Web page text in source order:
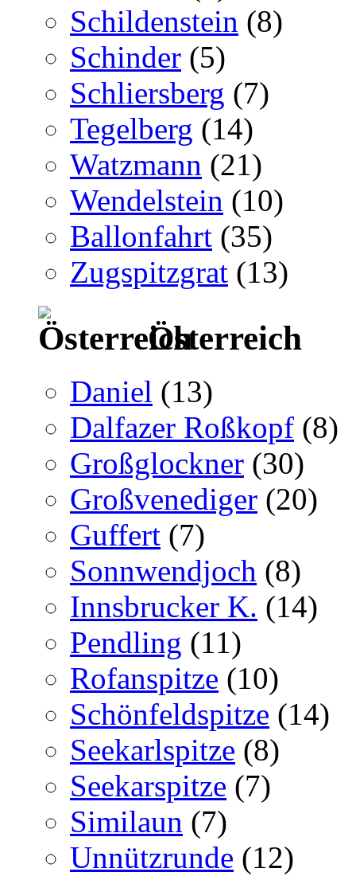
Schildenstein (8)
Schinder (5)
Schliersberg (7)
Tegelberg (14)
Watzmann (21)
Wendelstein (10)
Ballonfahrt (35)
Zugspitzgrat (13)
Österreich
Daniel (13)
Dalfazer Roßkopf (8)
Großglockner (30)
Großvenediger (20)
Guffert (7)
Sonnwendjoch (8)
Innsbrucker K. (14)
Pendling (11)
Rofanspitze (10)
Schönfeldspitze (14)
Seekarlspitze (8)
Seekarspitze (7)
Similaun (7)
Unnützrunde (12)